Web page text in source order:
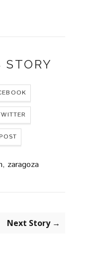
STORY
, zaragoza
Next Story →